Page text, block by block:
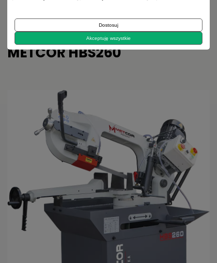
PRZECINARKA TAŚMOWA
METCOR HBS260
Dostosuj
Akceptuję wszystkie